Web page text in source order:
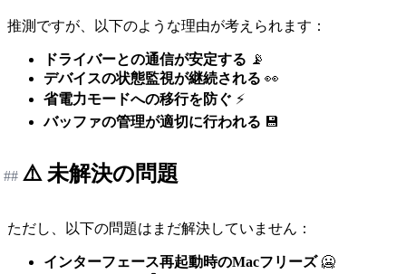
推測ですが、以下のような理由が考えられます：
ドライバーとの通信が安定する 📡
デバイスの状態監視が継続される 👀
省電力モードへの移行を防ぐ ⚡
バッファの管理が適切に行われる 💾
⚠️ 未解決の問題
##
ただし、以下の問題はまだ解決していません：
インターフェース再起動時のMacフリーズ🥶